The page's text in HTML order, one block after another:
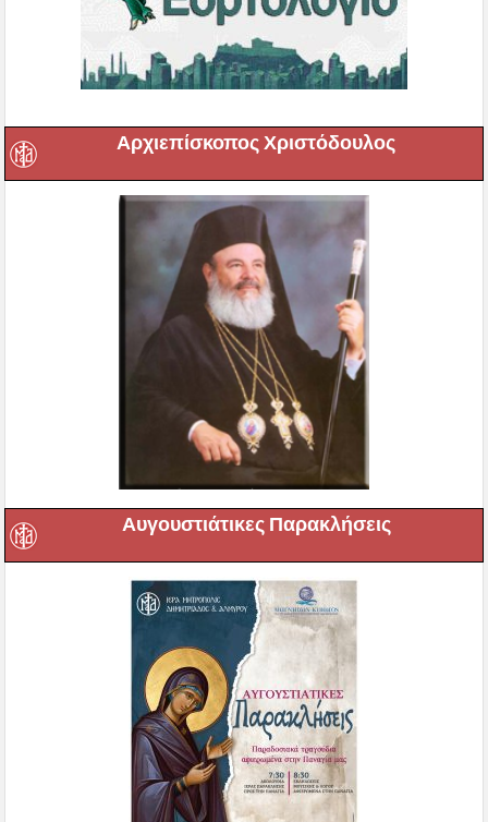
Αρχιεπίσκοπος Χριστόδουλος
Αυγουστιάτικες Παρακλήσεις